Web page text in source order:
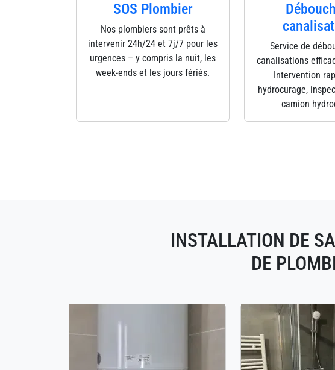
SOS Plombier
Nos plombiers sont prêts à
intervenir 24h/24 et 7j/7 pour les
urgences – y compris la nuit, les
week-ends et les jours fériés.
Service de
canalisations
Intervention
hydrocurage,
camion
INSTALLATION DE
DE